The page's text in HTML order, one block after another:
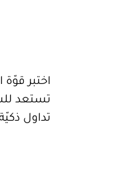
اختبر
تستعد
تداول